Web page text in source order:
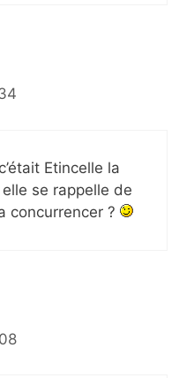
Etincelle la
se rappelle de
concurrencer ?